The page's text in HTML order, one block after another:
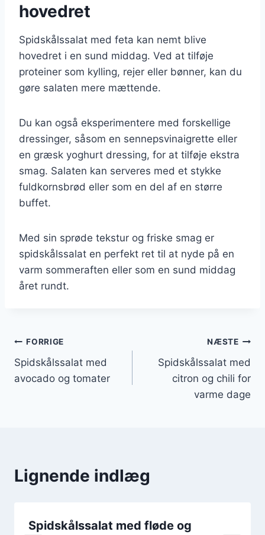
hovedret
Spidskålssalat med feta kan nemt blive
hovedret i en sund middag. Ved at tilføje
proteiner som kylling, rejer eller bønner, kan du
gøre salaten mere mættende.
Du kan også eksperimentere med forskellige
dressinger, såsom en sennepsvinaigrette eller
en græsk yoghurt dressing, for at tilføje ekstra
smag. Salaten kan serveres med et stykke
fuldkornsbrød eller som en del af en større
buffet.
Med sin sprøde tekstur og friske smag er
spidskålssalat en perfekt ret til at nyde på en
varm sommeraften eller som en sund middag
året rundt.
Indlægsnavigation
FORRIGE
Spidskålssalat med
avocado og tomater
NÆSTE
Spidskålssalat med
citron og chili for
varme dage
Lignende indlæg
Spidskålssalat med fløde og